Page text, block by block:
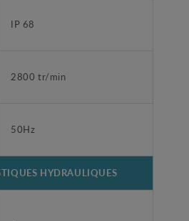
IP 68
2800 tr/min
50Hz
HYDRAULIQUES